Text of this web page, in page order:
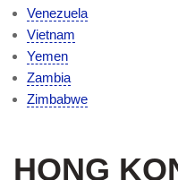
Venezuela
Vietnam
Yemen
Zambia
Zimbabwe
HONG